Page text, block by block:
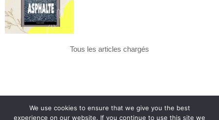
Tous les articles chargés
We use cookies to ensure that we give you the best
experience on our website. If you continue to use this site we